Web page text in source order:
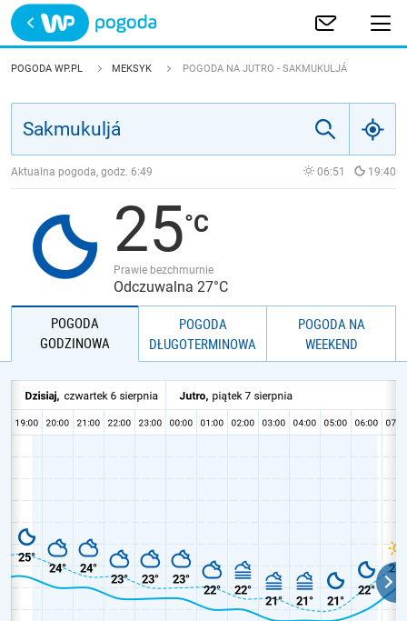
Trwa ładowanie
POLSKA
JAKOŚĆ POWIETRZA
POGODA WP.PL MEKSYK POGODA NA JUTRO - SAKMUKULJÁ
Aktualna pogoda, godz. 6:49 06:51 19:40
25
Prawie bezchmurnie
Odczuwalna 27°C
POGODA
GODZINOWA
POGODA
DŁUGOTERMINOWA
POGODA NA
WEEKEND